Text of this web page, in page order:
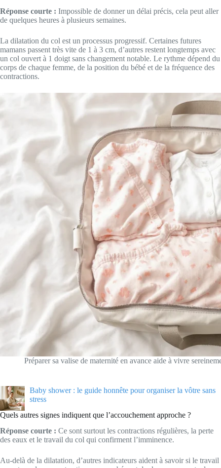
Réponse courte : Impossible de donner un délai précis, cela peut aller
de quelques heures à plusieurs semaines.
La dilatation du col est un processus progressif. Certaines futures
mamans passent très vite de 1 à 3 cm, d’autres restent longtemps avec
un col ouvert à 1 doigt sans changement notable. Le rythme dépend du
corps de chaque femme, de la position du bébé et de la fréquence des
contractions.
Préparer sa valise de maternité en avance aide à vivre
Baby shower : le guide honnête pour organiser la vôtre sans
stress
Quels autres signes indiquent que l’accouchement approche ?
Réponse courte : Ce sont surtout les contractions régulières, la perte
des eaux et le travail du col qui confirment l’imminence.
Au-delà de la dilatation, d’autres indicateurs aident à savoir si le travail